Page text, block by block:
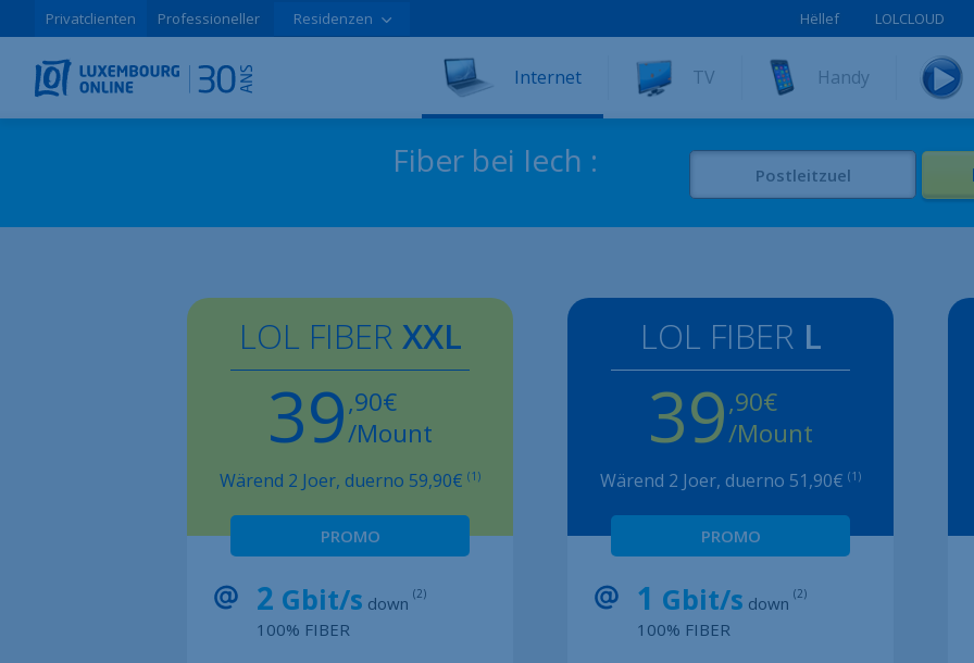
Privatclienten Professioneller Residenzen Hëllef LOLCLOUD
Internet TV Handy
Fiber bei Iech :
LOL FIBER XXL
39/Mount
,90€
Wärend 2 Joer, duerno 59,90€ (1)
PROMO
2 Gbit/s down (2)
100% FIBER
LOL FIBER L
39/Mount
,90€
Wärend 2 Joer, duerno 51,90€ (1)
PROMO
1 Gbit/s down (2)
100% FIBER